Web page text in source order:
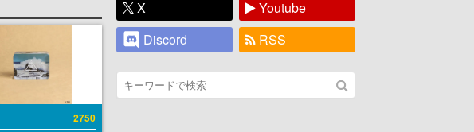
2750
X
Youtube
Discord
RSS